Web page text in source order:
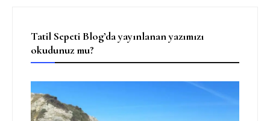
Tatil Sepeti Blog’da yayınlanan yazımızı
okudunuz mu?